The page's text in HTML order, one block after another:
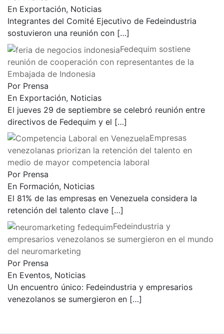
En Exportación, Noticias
Integrantes del Comité Ejecutivo de Fedeindustria
sostuvieron una reunión con […]
Fedequim sostiene
reunión de cooperación con representantes de la
Embajada de Indonesia
Por Prensa
En Exportación, Noticias
El jueves 29 de septiembre se celebró reunión entre
directivos de Fedequim y el […]
Empresas
venezolanas priorizan la retención del talento en
medio de mayor competencia laboral
Por Prensa
En Formación, Noticias
El 81% de las empresas en Venezuela considera la
retención del talento clave […]
Fedeindustria y
empresarios venezolanos se sumergieron en el mundo
del neuromarketing
Por Prensa
En Eventos, Noticias
Un encuentro único: Fedeindustria y empresarios
venezolanos se sumergieron en […]